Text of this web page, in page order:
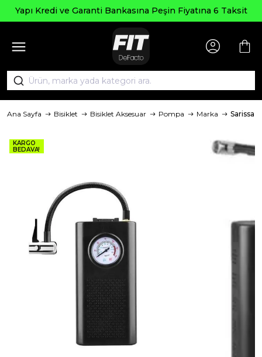
Yapı Kredi ve Garanti Bankasına Peşin Fiyatına 6 Taksit
Ana Sayfa Bisiklet Bisiklet Aksesuar Pompa Marka Sarissa
KARGO
BEDAVA!